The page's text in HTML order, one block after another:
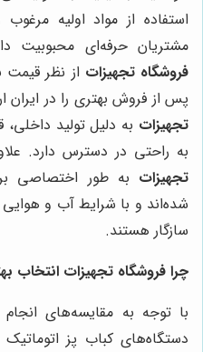
استفاده از مواد اولیه
مشتریان حرفه‌ای محبوبیت
فروشگاه تجهیزات از نظر قیمت
پس از فروش بهتری را در ایران
تجهیزات به دلیل تولید
به راحتی در دسترس دارد.
تجهیزات به طور اختصاصی
شده‌اند و با شرایط آب و هوایی
سازگار هستند.
چرا فروشگاه تجهیزات انتخاب
با توجه به مقایسه‌های
دستگاه‌های کباب پز